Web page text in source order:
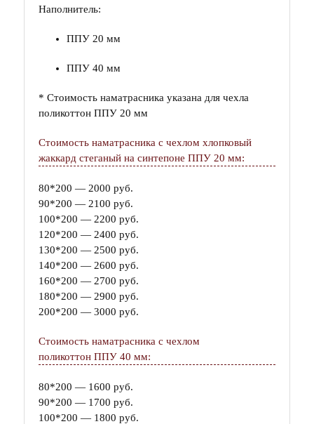
Наполнитель:
ППУ 20 мм
ППУ 40 мм
* Стоимость наматрасника указана для чехла
поликоттон ППУ 20 мм
Стоимость наматрасника с чехлом хлопковый
жаккард стеганый на синтепоне ППУ 20 мм:
80*200 — 2000 руб.
90*200 — 2100 руб.
100*200 — 2200 руб.
120*200 — 2400 руб.
130*200 — 2500 руб.
140*200 — 2600 руб.
160*200 — 2700 руб.
180*200 — 2900 руб.
200*200 — 3000 руб.
Стоимость наматрасника с чехлом
поликоттон ППУ 40 мм:
80*200 — 1600 руб.
90*200 — 1700 руб.
100*200 — 1800 руб.